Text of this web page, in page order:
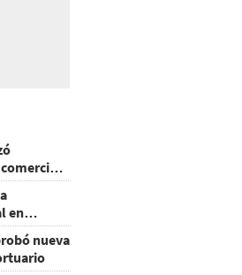
en
nueva